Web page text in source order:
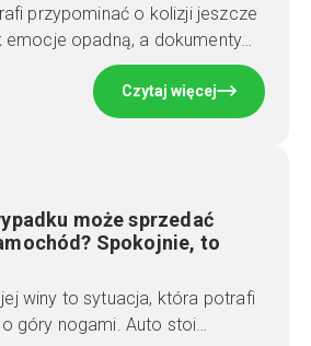
przypominać o kolizji jeszcze
emocje opadną, a dokumenty…
Czytaj więcej
może sprzedać
Spokojnie, to
winy to sytuacja, która potrafi
góry nogami. Auto stoi…